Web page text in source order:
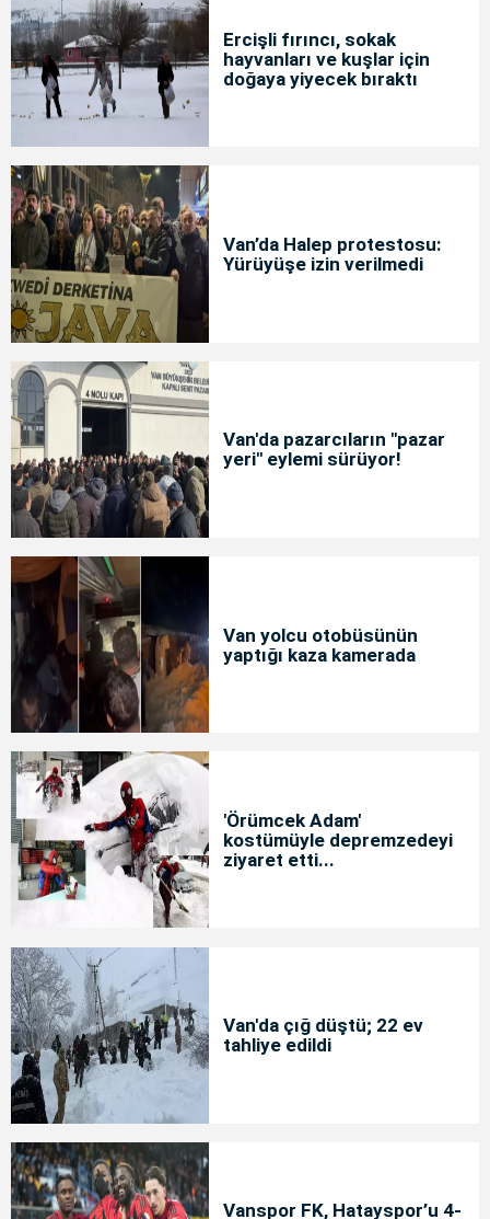
Ercişli fırıncı, sokak
hayvanları ve kuşlar için
doğaya yiyecek bıraktı
Van’da Halep protestosu:
Yürüyüşe izin verilmedi
Van'da pazarcıların "pazar
yeri" eylemi sürüyor!
Van yolcu otobüsünün
yaptığı kaza kamerada
'Örümcek Adam'
kostümüyle depremzedeyi
ziyaret etti...
Van'da çığ düştü; 22 ev
tahliye edildi
Vanspor FK, Hatayspor’u 4-